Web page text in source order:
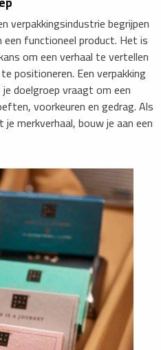
verpakkingsindustrie begrijpen
een functioneel product. Het is
om een verhaal te vertellen
positioneren. Een verpakking
doelgroep vraagt om een
voorkeuren en gedrag. Als
merkverhaal, bouw je aan een